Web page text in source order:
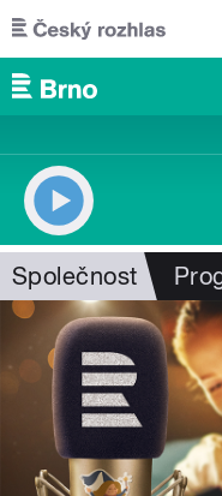
Přejít k hlavnímu obsahu
Společnost